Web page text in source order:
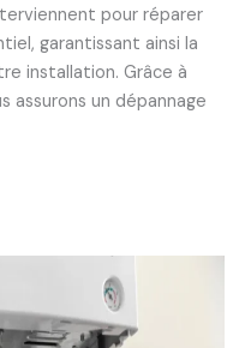
pour réparer
garantissant ainsi la
installation. Grâce à
assurons un dépannage